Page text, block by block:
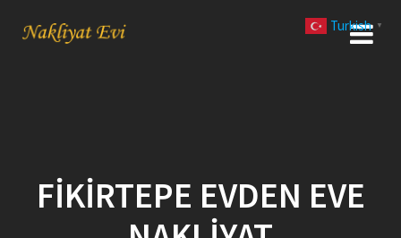
FIKIRTEPE EVDEN EVE
Turkish ▼